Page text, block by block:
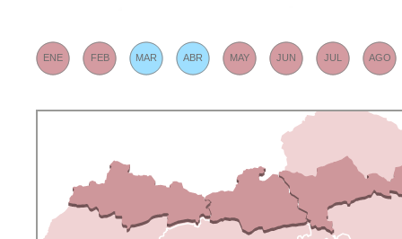
ENE FEB MAR ABR MAY JUN JUL AGO